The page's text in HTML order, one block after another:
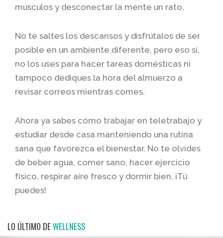
músculos y desconectar la mente un rato.
No te saltes los descansos y disfrútalos de ser
posible en un ambiente diferente, pero eso sí,
no los uses para hacer tareas domésticas ni
tampoco dediques la hora del almuerzo a
revisar correos mientras comes.
Ahora ya sabes cómo trabajar en teletrabajo y
estudiar desde casa manteniendo una rutina
sana que favorezca el bienestar. No te olvides
de beber agua, comer sano, hacer ejercicio
físico, respirar aire fresco y dormir bien. ¡Tú
puedes!
LO ÚLTIMO DEWELLNESS